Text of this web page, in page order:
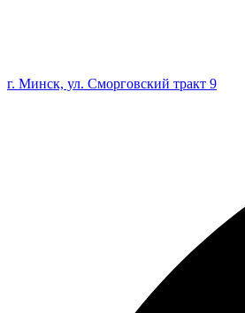
г. Минск, ул. Сморговский тракт 9